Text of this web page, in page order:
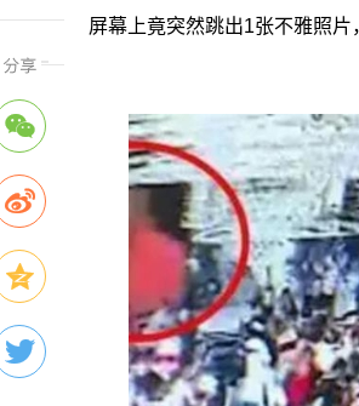
屏幕上竟突然跳出1张不雅照片